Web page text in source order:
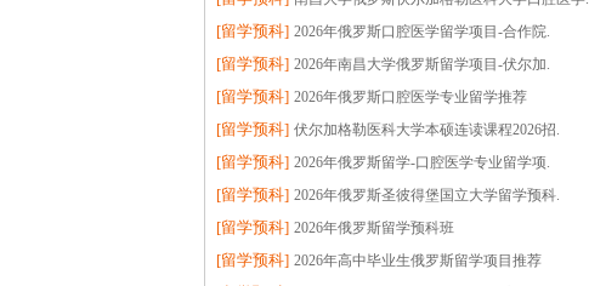
[留学预科] 2026年俄罗斯口腔医学留学项目-合作院.
[留学预科] 2026年南昌大学俄罗斯留学项目-伏尔加.
[留学预科] 2026年俄罗斯口腔医学专业留学推荐
[留学预科] 伏尔加格勒医科大学本硕连读课程2026招.
[留学预科] 2026年俄罗斯留学-口腔医学专业留学项.
[留学预科] 2026年俄罗斯圣彼得堡国立大学留学预科.
[留学预科] 2026年俄罗斯留学预科班
[留学预科] 2026年高中毕业生俄罗斯留学项目推荐